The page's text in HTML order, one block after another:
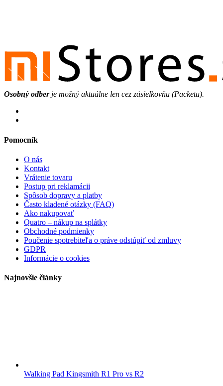
Osobný odberje možný aktuálne len cez zásielkovňu (Packetu).
Pomocník
O nás
Kontakt
Vrátenie tovaru
Postup pri reklamácii
Spôsob dopravy a platby
Často kladené otázky (FAQ)
Ako nakupovať
Quatro – nákup na splátky
Obchodné podmienky
Poučenie spotrebiteľa o práve odstúpiť od zmluvy
GDPR
Informácie o cookies
Najnovšie články
Walking Pad Kingsmith R1 Pro vs R2